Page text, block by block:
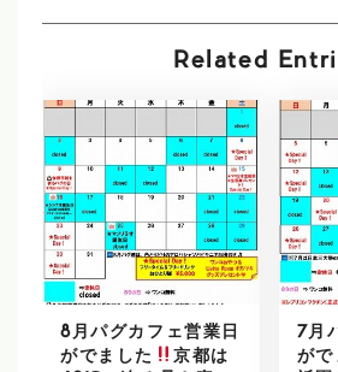
Related
8月パグカフェ営業日
がでました
京都は
7月
がで